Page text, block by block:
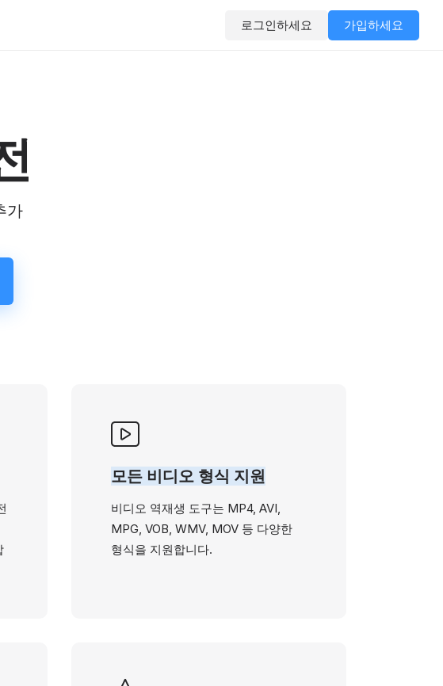
로그인하세요 가입하세요
가
모든 비디오 형식 지원
비디오 역재생 도구는 MP4, AVI,
MPG, VOB, WMV, MOV 등 다양한
형식을 지원합니다.